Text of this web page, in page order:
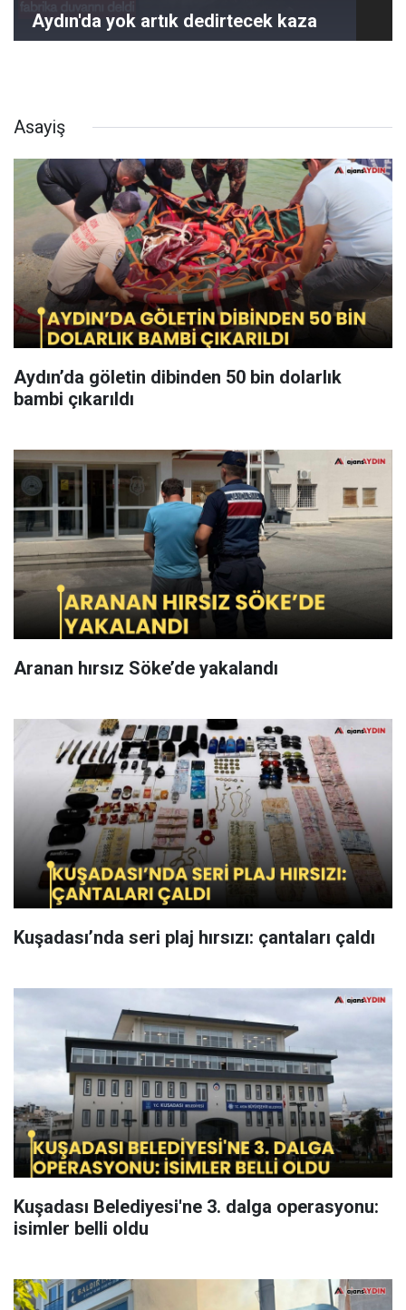
Aydın'da yok artık dedirtecek kaza
Asayiş
Aydın’da göletin dibinden 50 bin dolarlık
bambi çıkarıldı
Aranan hırsız Söke’de yakalandı
Kuşadası’nda seri plaj hırsızı: çantaları çaldı
Kuşadası Belediyesi'ne 3. dalga operasyonu:
isimler belli oldu